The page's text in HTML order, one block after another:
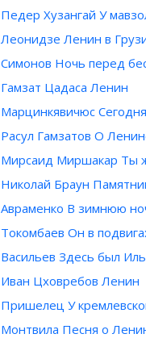
Педер Хузангай У
Леонидзе Ленин в
Симонов Ночь перед
Гамзат Цадаса Ленин
Марцинкявичюс
Расул Гамзатов О
Мирсаид Миршакар Ты
Николай Браун
Авраменко В зимнюю
Токомбаев Он в
Васильев Здесь был
Иван Цховребов Ленин
Пришелец У
Монтвила Песня о